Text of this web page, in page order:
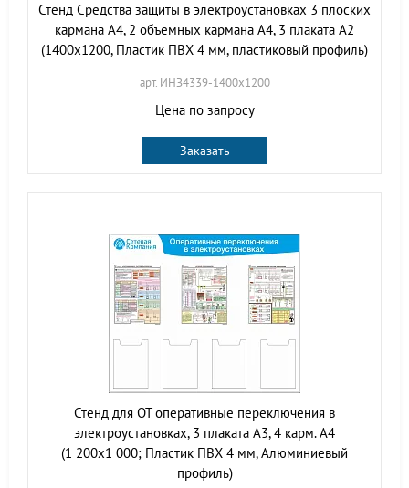
Стенд Средства защиты в электроустановках 3 плоских
кармана А4, 2 объёмных кармана А4, 3 плаката А2
(1400х1200, Пластик ПВХ 4 мм, пластиковый профиль)
арт. ИНЗ4339-1400х1200
Цена по запросу
Заказать
Стенд для ОТ оперативные переключения в
электроустановках, 3 плаката А3, 4 карм. А4
(1 200х1 000; Пластик ПВХ 4 мм, Алюминиевый
профиль)